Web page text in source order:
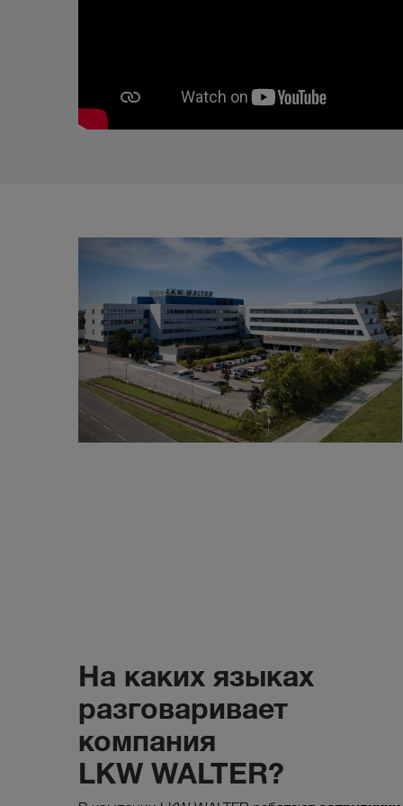
На каких языках
разговаривает
компания
LKW WALTER?